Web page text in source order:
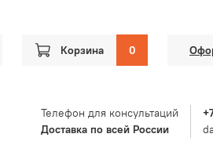
Корзина 0
Телефон для консультаций
Доставка по всей России